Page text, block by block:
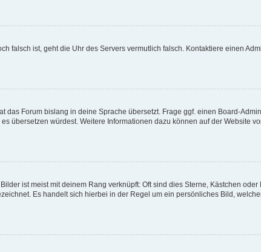
falsch ist, geht die Uhr des Servers vermutlich falsch. Kontaktiere einen
Forum bislang in deine Sprache übersetzt. Frage ggf. einen Board-
übersetzen würdest. Weitere Informationen dazu können auf der Website
ist meist mit deinem Rang verknüpft: Oft sind dies Sterne, Kästchen
Es handelt sich hierbei in der Regel um ein persönliches Bild,